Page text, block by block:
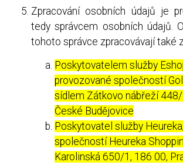
Zpracování osobních údajů je
tedy správcem osobních údajů.
tohoto správce zpracovávají také
Poskytovatelem služby
provozované společností
sídlem Zátkovo nábřeží
České Budějovice
Poskytovatel služby
společností Heureka
Karolinská 650/1, 186 00,